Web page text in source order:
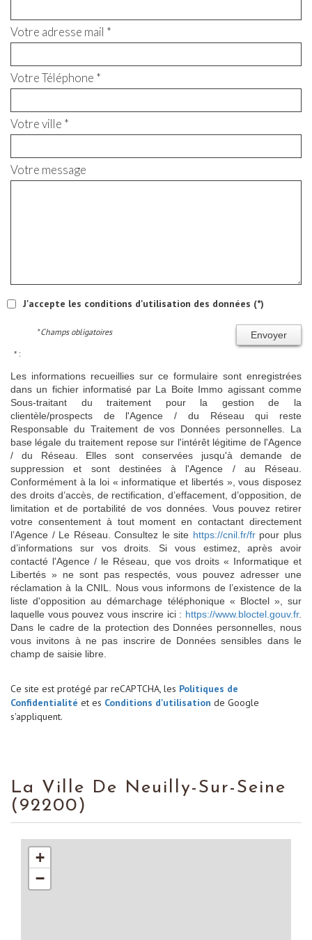
Votre adresse mail *
Votre Téléphone *
Votre ville *
Votre message
J'accepte les conditions d'utilisation des données (*)
Envoyer
* Champs obligatoires
* :
Les informations recueillies sur ce formulaire sont enregistrées
dans un fichier informatisé par La Boite Immo agissant comme
Sous-traitant du traitement pour la gestion de la
clientèle/prospects de l'Agence / du Réseau qui reste
Responsable du Traitement de vos Données personnelles. La
base légale du traitement repose sur l'intérêt légitime de l'Agence
/ du Réseau. Elles sont conservées jusqu'à demande de
suppression et sont destinées à l'Agence / au Réseau.
Conformément à la loi « informatique et libertés », vous disposez
des droits d’accès, de rectification, d’effacement, d’opposition, de
limitation et de portabilité de vos données. Vous pouvez retirer
votre consentement à tout moment en contactant directement
l’Agence / Le Réseau. Consultez le site https://cnil.fr/frpour plus
d’informations sur vos droits. Si vous estimez, après avoir
contacté l'Agence / le Réseau, que vos droits « Informatique et
Libertés » ne sont pas respectés, vous pouvez adresser une
réclamation à la CNIL. Nous vous informons de l’existence de la
liste d'opposition au démarchage téléphonique « Bloctel », sur
laquelle vous pouvez vous inscrire ici : https://www.bloctel.gouv.fr.
Dans le cadre de la protection des Données personnelles, nous
vous invitons à ne pas inscrire de Données sensibles dans le
champ de saisie libre.
Ce site est protégé par reCAPTCHA, les Politiques de
Confidentialité et es Conditions d'utilisation de Google
s'appliquent.
La Ville De Neuilly-Sur-Seine
(92200)
+
−